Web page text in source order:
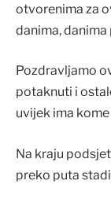
otvorenima za
danima,
Pozdravljamo
potaknuti i
uvijek ima
Na kraju
preko puta